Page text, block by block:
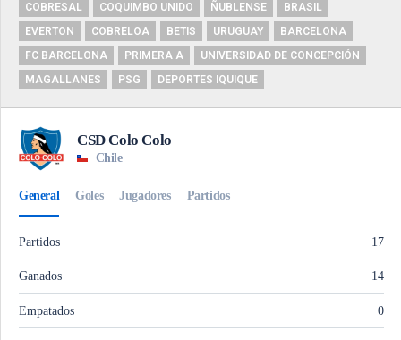
COBRESAL
COQUIMBO UNIDO ÑUBLENSE
BRASIL
EVERTON
COBRELOA BETIS URUGUAY
BARCELONA
FC BARCELONA
PRIMERA A
UNIVERSIDAD DE CONCEPCIÓN
MAGALLANES
PSG DEPORTES IQUIQUE